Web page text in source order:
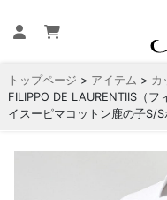
トップページ > アイテム > カ
FILIPPO DE LAURENTIIS（
イスーピマコットン鹿の子S/